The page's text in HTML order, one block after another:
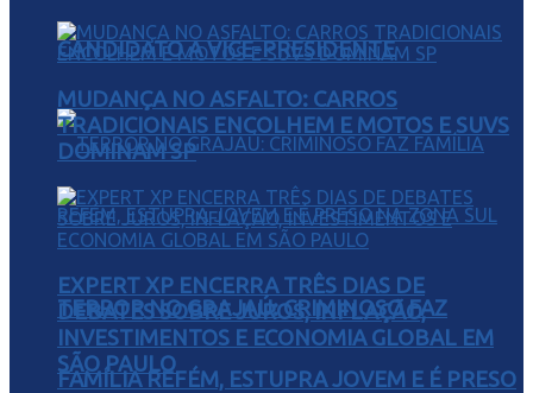
CANDIDATO A VICE-PRESIDENTE
TERROR NO GRAJAÚ: CRIMINOSO FAZ
FAMÍLIA REFÉM, ESTUPRA JOVEM E É PRESO
MUDANÇA NO ASFALTO: CARROS
TRADICIONAIS ENCOLHEM E MOTOS E SUVS
DOMINAM SP
EXPERT XP ENCERRA TRÊS DIAS DE
DEBATES SOBRE JUROS, INFLAÇÃO,
INVESTIMENTOS E ECONOMIA GLOBAL EM
SÃO PAULO